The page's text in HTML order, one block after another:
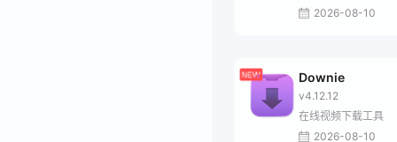
2026-08-10
Downie
v4.12.12
在线视频下载工具
2026-08-10